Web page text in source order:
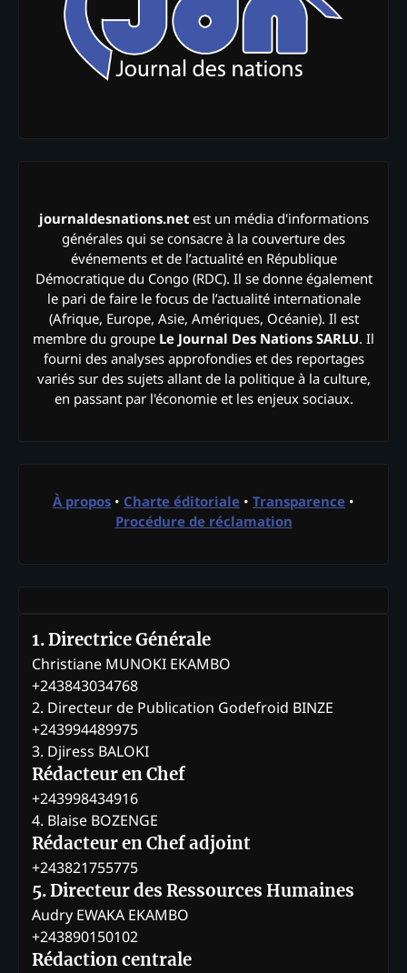
journaldesnations.netest un média d'informations
générales qui se consacre à la couverture des
événements et de l’actualité en République
Démocratique du Congo (RDC). Il se donne également
le pari de faire le focus de l’actualité internationale
(Afrique, Europe, Asie, Amériques, Océanie). Il est
membre du groupe Le Journal Des Nations SARLU. Il
fourni des analyses approfondies et des reportages
variés sur des sujets allant de la politique à la culture,
en passant par l'économie et les enjeux sociaux.
À propos • Charte éditoriale • Transparence •
Procédure de réclamation
1. Directrice Générale
Christiane MUNOKI EKAMBO
+243843034768
2. Directeur de Publication Godefroid BINZE
+243994489975
3. Djiress BALOKI
Rédacteur en Chef
+243998434916
4. Blaise BOZENGE
Rédacteur en Chef adjoint
+243821755775
5. Directeur des Ressources Humaines
Audry EWAKA EKAMBO
+243890150102
Rédaction centrale